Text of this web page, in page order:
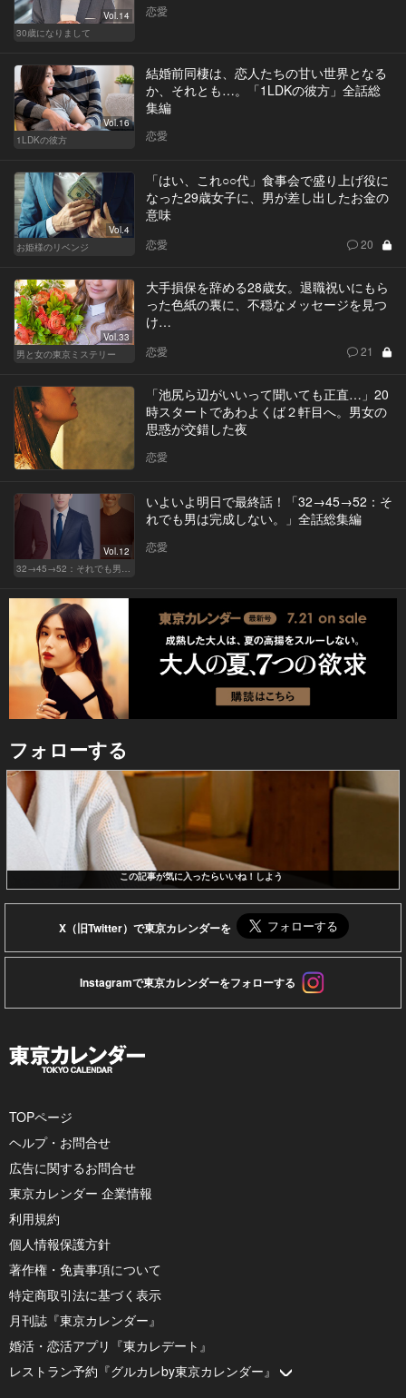
Vol.14
30歳になりまして
恋愛
Vol.16
1LDKの彼方
結婚前同棲は、恋人たちの甘い世界となる
か、それとも…。「1LDKの彼方」全話総
集編
恋愛
Vol.4
お姫様のリベンジ
「はい、これ○○代」食事会で盛り上げ役に
なった29歳女子に、男が差し出したお金の
意味
恋愛 20
Vol.33
男と女の東京ミステリー
大手損保を辞める28歳女。退職祝いにもら
った色紙の裏に、不穏なメッセージを見つ
け…
恋愛 21
「池尻ら辺がいいって聞いても正直…」20
時スタートであわよくば２軒目へ。男女の
思惑が交錯した夜
恋愛
Vol.12
いよいよ明日で最終話！「32→45→52：そ
れでも男は完成しない。」全話総集編
恋愛
フォローする
この記事が気に入ったらいいね！しよう
X（旧Twitter）で東京カレンダーを
Instagramで東京カレンダーをフォローする
TOPページ
ヘルプ・お問合せ
広告に関するお問合せ
東京カレンダー 企業情報
利用規約
個人情報保護方針
著作権・免責事項について
特定商取引法に基づく表示
月刊誌『東京カレンダー』
婚活・恋活アプリ『東カレデート』
レストラン予約『グルカレby東京カレンダー』